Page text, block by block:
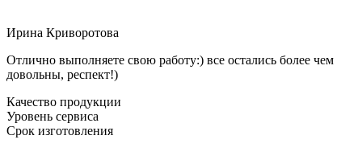
Ирина Криворотова
Отлично выполняете свою работу:) все остались более чем
довольны, респект!)
Качество продукции
Уровень сервиса
Срок изготовления